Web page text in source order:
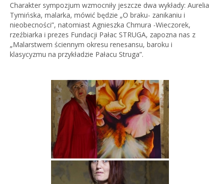
Charakter sympozjum wzmocniły jeszcze dwa wykłady: Aurelia
Tymińska, malarka, mówić będzie „O braku- zanikaniu i
nieobecności”, natomiast Agnieszka Chmura -Wieczorek,
rzeźbiarka i prezes Fundacji Pałac STRUGA, zapozna nas z
„Malarstwem ściennym okresu renesansu, baroku i
klasycyzmu na przykładzie Pałacu Struga”.